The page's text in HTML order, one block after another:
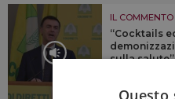
IL COMMENTO
“Cocktails
sulla salute”
Questo